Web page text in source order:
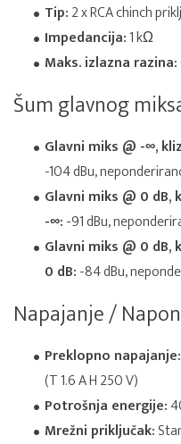
Tip:2 x RCA chinch
Impedancija:1 kΩ
Maks. izlazna razina:
Šum glavnog
Glavni miks @ -∞,
-104 dBu,
Glavni miks @ 0
-∞:-91 dBu,
Glavni miks @ 0
0 dB:-84 dBu,
Napajanje /
Preklopno napajanje:
(T 1.6 A H 250 V)
Potrošnja energije:
Mrežni priključak: